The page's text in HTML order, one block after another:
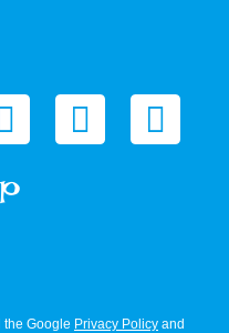
the Google Privacy Policy and